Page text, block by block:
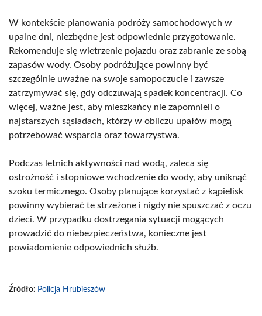
W kontekście planowania podróży samochodowych w
upalne dni, niezbędne jest odpowiednie przygotowanie.
Rekomenduje się wietrzenie pojazdu oraz zabranie ze sobą
zapasów wody. Osoby podróżujące powinny być
szczególnie uważne na swoje samopoczucie i zawsze
zatrzymywać się, gdy odczuwają spadek koncentracji. Co
więcej, ważne jest, aby mieszkańcy nie zapomnieli o
najstarszych sąsiadach, którzy w obliczu upałów mogą
potrzebować wsparcia oraz towarzystwa.
Podczas letnich aktywności nad wodą, zaleca się
ostrożność i stopniowe wchodzenie do wody, aby uniknąć
szoku termicznego. Osoby planujące korzystać z kąpielisk
powinny wybierać te strzeżone i nigdy nie spuszczać z oczu
dzieci. W przypadku dostrzegania sytuacji mogących
prowadzić do niebezpieczeństwa, konieczne jest
powiadomienie odpowiednich służb.
Źródło: Policja Hrubieszów